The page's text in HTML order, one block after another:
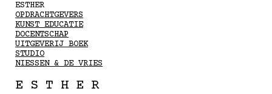
ESTHER
OPDRACHTGEVERS
KUNST EDUCATIE
DOCENTSCHAP
UITGEVERIJ BOEK
STUDIO
NIESSEN & DE VRIES
ESTHER